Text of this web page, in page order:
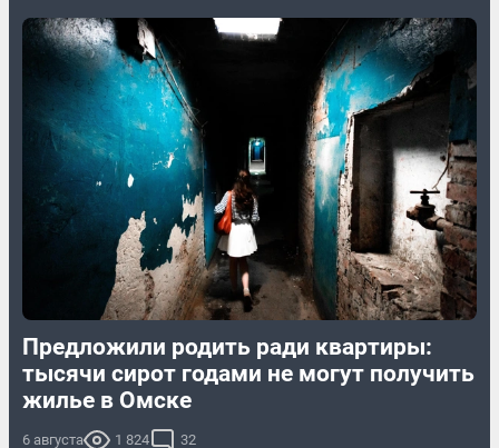
Предложили родить ради квартиры:
тысячи сирот годами не могут получить
жилье в Омске
6 августа 1 824 32